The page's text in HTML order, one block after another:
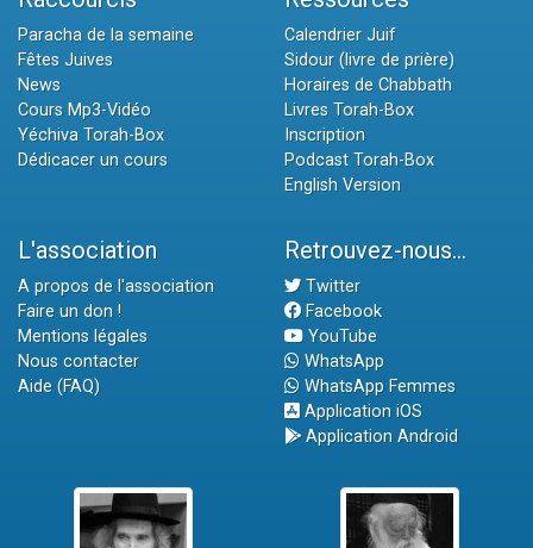
Paracha de la semaine
Fêtes Juives
News
Cours Mp3-Vidéo
Yéchiva Torah-Box
Dédicacer un cours
Calendrier Juif
Sidour (livre de prière)
Horaires de Chabbath
Livres Torah-Box
Inscription
Podcast Torah-Box
English Version
L'association
A propos de l'association
Faire un don !
Mentions légales
Nous contacter
Aide (FAQ)
Retrouvez-nous...
Twitter
Facebook
YouTube
WhatsApp
WhatsApp Femmes
Application iOS
Application Android